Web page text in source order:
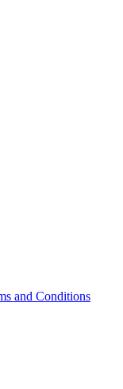
and Conditions